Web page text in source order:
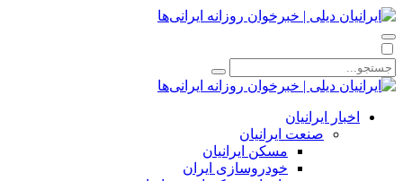
اخبار ایرانیان
صنعت ایرانیان
مسکن ایرانیان
خودروسازی ایران